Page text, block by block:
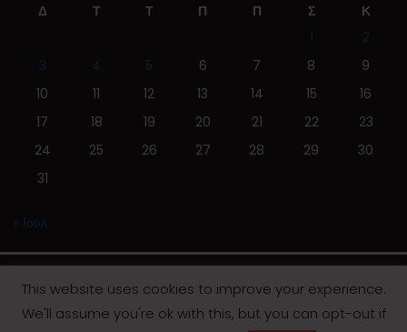
Δ Τ Τ Π Π Σ
Κ
1
2
3
4 5 6 7 8
9
10
11 12 13 14 15
16
17
18 19 20 21 22
23
24
25 26 27 28 29
30
31
« Ιούλ
This website uses cookies to improve your experience.
We'll assume you're ok with this, but you can opt-out if